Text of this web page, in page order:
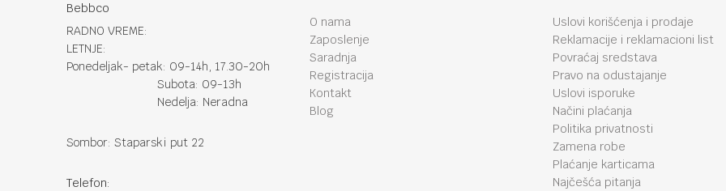
Bebbco
RADNO VREME:
LETNJE:
Ponedeljak- petak: 09-14h, 17.30-20h
Subota: 09-13h
Nedelja: Neradna
Sombor: Staparski put 22
Telefon:
O nama
Zaposlenje
Saradnja
Registracija
Kontakt
Blog
Uslovi korišćenja i prodaje
Reklamacije i reklamacioni list
Povraćaj sredstava
Pravo na odustajanje
Uslovi isporuke
Načini plaćanja
Politika privatnosti
Zamena robe
Plaćanje karticama
Najčešća pitanja